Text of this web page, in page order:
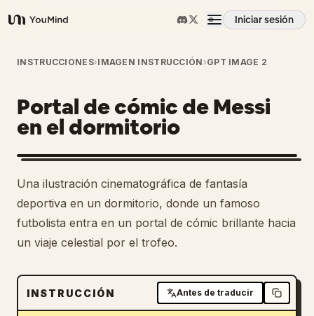
YouMind
Iniciar sesión
Resumen
Casos de uso
Habilidades
Prompts
Precios
Descargar
INSTRUCCIONES›IMAGEN INSTRUCCIÓN ›GPT IMAGE 2
Portal de cómic de Messi
en el dormitorio
Una ilustración cinematográfica de fantasía
deportiva en un dormitorio, donde un famoso
futbolista entra en un portal de cómic brillante hacia
un viaje celestial por el trofeo.
INSTRUCCIÓN Antes de traducir